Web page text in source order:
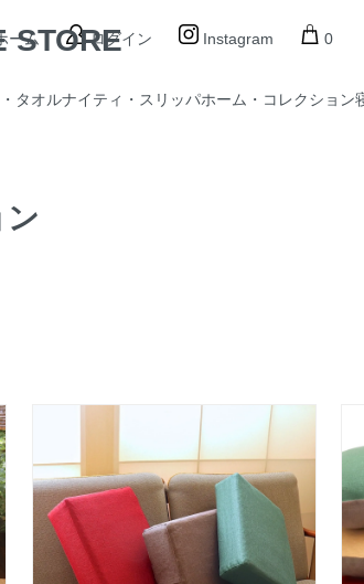
STORE
ーム ログイン Instagram 0
タオルナイティ・スリッパホーム・コレクション